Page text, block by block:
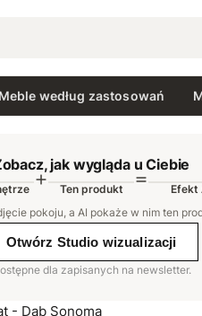
Meble według zastosowań
jak wygląda u Ciebie
Ten produkt
Efekt
pokoju, a AI pokaże w nim ten
Otwórz Studio wizualizacji
dla zapisanych na newsletter.